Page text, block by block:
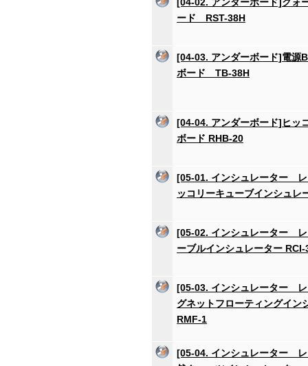
ード RST-38H
[04-03. アンダーボード]電源
ボード TB-38H
[04-04. アンダーボード]ヒッ
ボード RHB-20
[05-01. インシュレーター
ッコリーキューブインシュ
[05-02. インシュレーター
ーブルインシュレーター
[05-03. インシュレーター
グネットフローティングイ
RMF-1
[05-04. インシュレーター